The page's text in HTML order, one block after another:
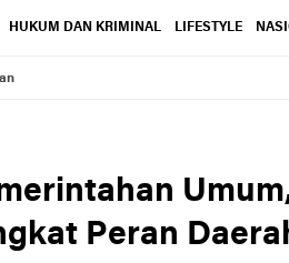
HUKUM DAN KRIMINAL LIFESTYLE
Peran